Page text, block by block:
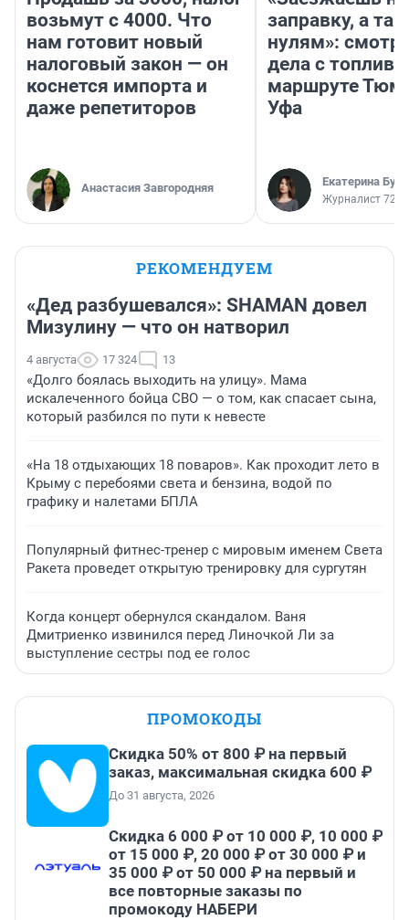
возьмут с 4000. Что
нам готовит новый
налоговый закон — он
коснется импорта и
даже репетиторов
Анастасия Завгородняя
заправку, а
нулям»:
дела с
маршруте
Уфа
Екатерина
Журналист
РЕКОМЕНДУЕМ
«Дед разбушевался»: SHAMAN довел
Мизулину — что он натворил
4 августа 17 324 13
«Долго боялась выходить на улицу». Мама
искалеченного бойца СВО — о том, как спасает сына,
который разбился по пути к невесте
«На 18 отдыхающих 18 поваров». Как проходит лето в
Крыму с перебоями света и бензина, водой по
графику и налетами БПЛА
Популярный фитнес-тренер с мировым именем Света
Ракета проведет открытую тренировку для сургутян
Когда концерт обернулся скандалом. Ваня
Дмитриенко извинился перед Линочкой Ли за
выступление сестры под ее голос
ПРОМОКОДЫ
Скидка 50% от 800 ₽ на первый
заказ, максимальная скидка 600 ₽
До 31 августа, 2026
Скидка 6 000 ₽ от 10 000 ₽, 10 000 ₽
от 15 000 ₽, 20 000 ₽ от 30 000 ₽ и
35 000 ₽ от 50 000 ₽ на первый и
все повторные заказы по
промокоду НАБЕРИ